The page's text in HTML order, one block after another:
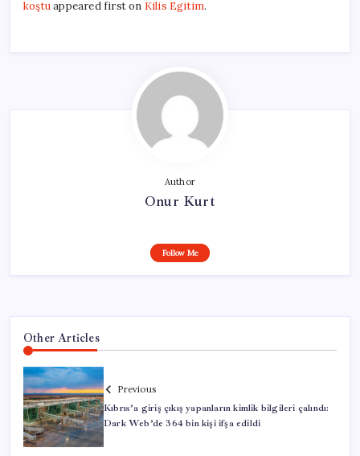
koştuappeared first on Kilis Egitim.
Author
Onur Kurt
Follow Me
Other Articles
Previous
Kıbrıs’a giriş çıkış yapanların kimlik bilgileri çalındı:
Dark Web’de 364 bin kişi ifşa edildi